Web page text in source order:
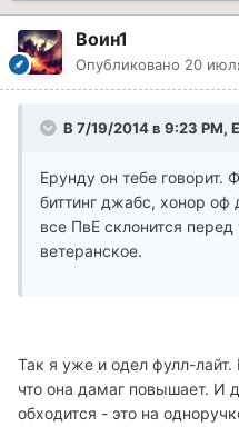
Воин1
Опубликовано 20
В 7/19/2014 в 9:23 PM,
Ерунду он тебе говорит.
биттинг джабс, хонор оф
все ПвЕ склонится
ветеранское.
Так я уже и одел фулл-
что она дамаг повышает. И
обходится - это на